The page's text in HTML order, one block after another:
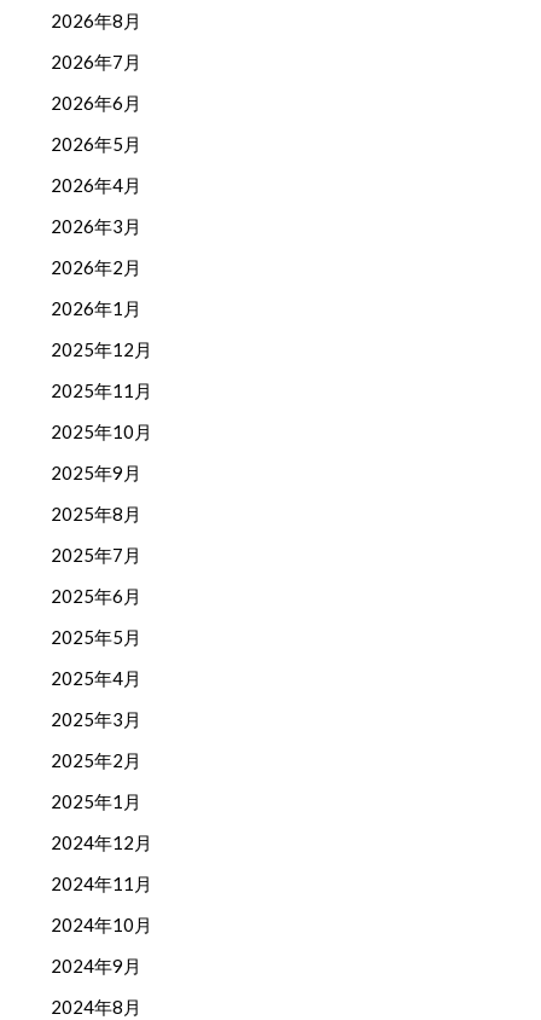
2026年8月
2026年7月
2026年6月
2026年5月
2026年4月
2026年3月
2026年2月
2026年1月
2025年12月
2025年11月
2025年10月
2025年9月
2025年8月
2025年7月
2025年6月
2025年5月
2025年4月
2025年3月
2025年2月
2025年1月
2024年12月
2024年11月
2024年10月
2024年9月
2024年8月